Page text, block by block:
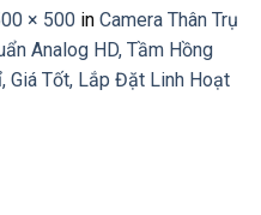
× 500 in Camera Thân Trụ
Analog HD, Tầm Hồng
Giá Tốt, Lắp Đặt Linh Hoạt